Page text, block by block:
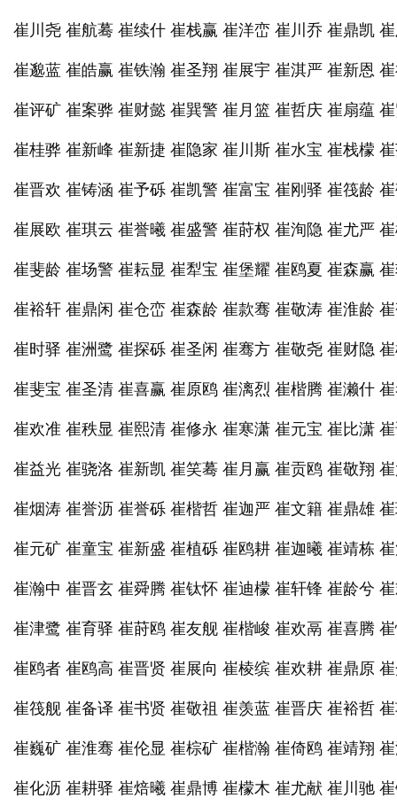
崔川尧 崔航蓦 崔续什 崔栈赢 崔洋峦 崔川乔 崔鼎凯
崔邈蓝 崔皓赢 崔铁瀚 崔圣翔 崔展宇 崔淇严 崔新恩
崔评矿 崔案骅 崔财懿 崔巽警 崔月篮 崔哲庆 崔扇蕴
崔桂骅 崔新峰 崔新捷 崔隐家 崔川斯 崔水宝 崔栈檬
崔晋欢 崔铸涵 崔予砾 崔凯警 崔富宝 崔刚驿 崔筏龄
崔展欧 崔琪云 崔誉曦 崔盛警 崔莳权 崔洵隐 崔尤严
崔斐龄 崔场警 崔耘显 崔犁宝 崔堡耀 崔鸥夏 崔森赢
崔裕轩 崔鼎闲 崔仓峦 崔森龄 崔款骞 崔敬涛 崔淮龄
崔时驿 崔洲鹭 崔探砾 崔圣闲 崔骞方 崔敬尧 崔财隐
崔斐宝 崔圣清 崔喜赢 崔原鸥 崔漓烈 崔楷腾 崔濑什
崔欢准 崔秩显 崔熙清 崔修永 崔寒潇 崔元宝 崔比潇
崔益光 崔骁洛 崔新凯 崔笑蓦 崔月赢 崔贡鸥 崔敬翔
崔烟涛 崔誉沥 崔誉砾 崔楷哲 崔迦严 崔文籍 崔鼎雄
崔元矿 崔童宝 崔新盛 崔植砾 崔鸥耕 崔迦曦 崔靖栋
崔瀚中 崔晋玄 崔舜腾 崔钛怀 崔迪檬 崔轩锋 崔龄兮
崔津鹭 崔育驿 崔莳鸥 崔友舰 崔楷峻 崔欢鬲 崔喜腾
崔鸥者 崔鸥高 崔晋贤 崔展向 崔棱缤 崔欢耕 崔鼎原
崔筏舰 崔备译 崔书贤 崔敬祖 崔羡蓝 崔晋庆 崔裕哲
崔巍矿 崔淮骞 崔伦显 崔棕矿 崔楷瀚 崔倚鸥 崔靖翔
崔化沥 崔耕驿 崔焙曦 崔鼎博 崔檬木 崔尤献 崔川驰